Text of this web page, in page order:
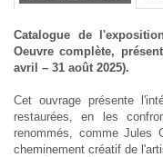
Catalogue de
Oeuvre complète,
avril – 31 août 2025).
Cet ouvrage présente
restaurées, en les
renommés, comme Jules
cheminement créatif de